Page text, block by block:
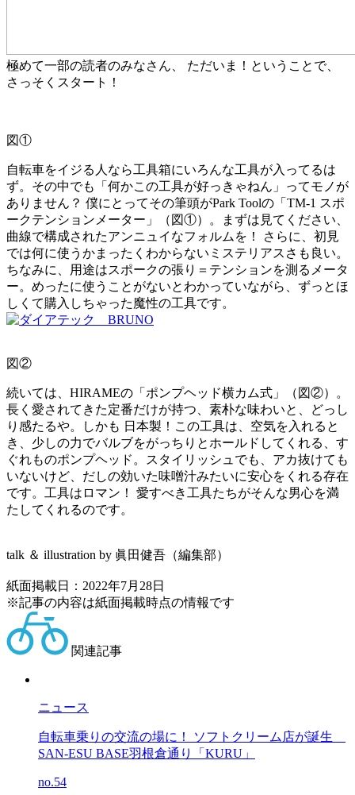
極めて一部の読者のみなさん、 ただいま！ということで、
さっそくスタート！
図①
自転車をイジる人なら工具箱にいろんな工具が入ってるは
ず。その中でも「何かこの工具が好っきゃねん」ってモノが
ありません？ 僕にとってその筆頭がPark Toolの「TM-1 スポ
ークテンションメーター」（図①）。まずは見てください、
曲線で構成されたアンニュイなフォルムを！ さらに、初見
では何に使うかまったくわからないミステリアスさも良い。
ちなみに、用途はスポークの張り＝テンションを測るメータ
ー。めったに使うことがないとわかっていながら、ずっとほ
しくて購入しちゃった魔性の工具です。
図②
続いては、HIRAMEの「ポンプヘッド横カム式」（図②）。
長く愛されてきた定番だけが持つ、素朴な味わいと、どっし
り感たるや。しかも 日本製！この工具は、空気を入れると
き、少しの力でバルブをがっちりとホールドしてくれる、す
ぐれものポンプヘッド。スタイリッシュでも、アカ抜けても
いないけど、だしの効いた味噌汁みたいに安心をくれる存在
です。工具はロマン！ 愛すべき工具たちがそんな男心を満
たしてくれるのです。
talk ＆ illustration by 眞田健吾（編集部）
紙面掲載日：2022年7月28日
※記事の内容は紙面掲載時点の情報です
関連記事
ニュース
自転車乗りの交流の場に！ ソフトクリーム店が誕生
SAN-ESU BASE羽根倉通り「KURU」
no.54